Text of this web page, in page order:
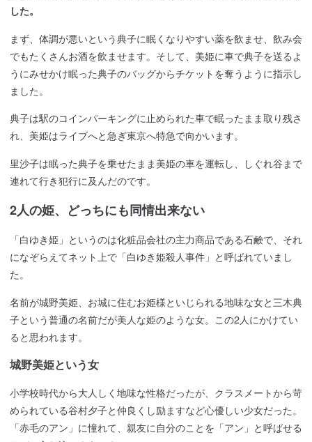
した。
まず、体調が悪いという典子に眠くなりやすい薬を飲ませ、飲み会
でもたくさんお酒を飲ませます。そして、美姫に車で典子を送るよ
うにみせかけ眠った典子のバッグからチケットを奪うように指示し
ました。
典子は駅のコインパーキングに止められた車で眠ったまま取り残さ
れ、美姫はライブへと急ぎ東京へ特急で向かいます。
里沙子は眠った典子を乗せたまま美姫の車を運転し、しぐれ谷まで
連れて行き犯行に及んだのです。
2人の姫、どっちにも同情出来ない
「白ゆき姫」というのは化粧品会社の主力商品である石鹸で、それ
になぞらえてネット上で「白ゆき姫殺人事件」と呼ばれていまし
た。
名前が城野美姫、お城に住むお姫様といじられる地味な女と三木典
子という普通の名前だが美人な姫のような女。この2人にかけてい
ると思われます。
城野美姫という女
小学校時代から大人しく地味な性格だったが、クラスメートから苛
められている谷村夕子と仲良くし励ますなど心優しい少女だった。
「赤毛のアン」に憧れて、親友に自分のことを「アン」と呼ばせる